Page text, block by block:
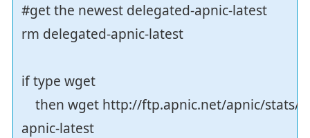
#get the newest delegated-apnic-latest
rm delegated-apnic-latest
if type wget
then wget http://ftp.apnic.net/apnic/stats/
apnic-latest